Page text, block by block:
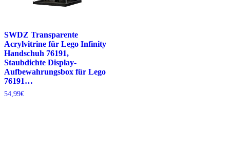
SWDZ Transparente
Acrylvitrine für Lego Infinity
Handschuh 76191,
Staubdichte Display-
Aufbewahrungsbox für Lego
76191…
54,99€